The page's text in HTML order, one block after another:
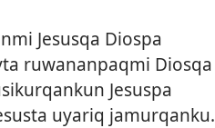
Jesusqa Diospa
ruwananpaqmi Diosqa
Jesuspa
uyariq jamurqanku.